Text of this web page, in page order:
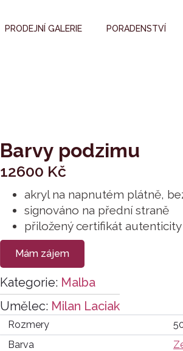
PRODEJNÍ GALERIE PORADENSTVÍ
Barvy podzimu
12600 Kč
akryl na napnutém plátně,
signováno na přední straně
přiložený certifikát autenticity
Mám zájem
Kategorie: Malba
Umělec: Milan Laciak
Rozmery
Barva